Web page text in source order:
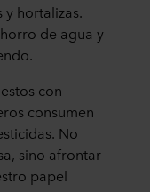
hortalizas.
de agua y
con
consumen
No
sino afrontar
papel